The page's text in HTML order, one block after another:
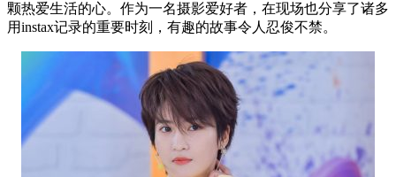
颗热爱生活的心。作为一名摄影爱好者，在现场也分享了诸多
用instax记录的重要时刻，有趣的故事令人忍俊不禁。